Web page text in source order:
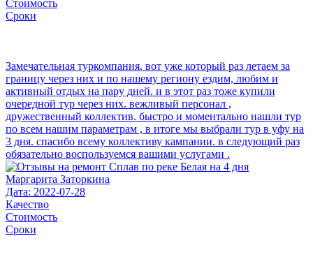
Стоимость
Сроки
Замечательная туркомпания. вот уже который раз летаем за
границу через них и по нашему региону ездим, любим и
активный отдых на пару дней. и в этот раз тоже купили
очередной тур через них. вежливый персонал ,
дружественный коллектив. быстро и моментально нашли тур
по всем нашим параметрам , в итоге мы выбрали тур в уфу на
3 дня. спасибо всему коллективу кампании. в следующий раз
обязательно воспользуемся вашими услугами .
Маргарита Заторкина
Дата: 2022-07-28
Качество
Стоимость
Сроки